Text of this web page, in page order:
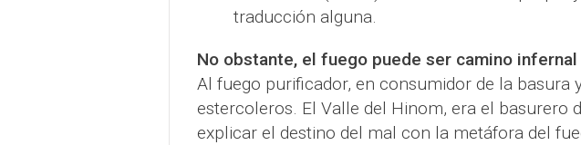
traducción alguna.
No obstante, el fuego puede ser camino infernal
Al fuego purificador, en consumidor de la basura
estercoleros. El Valle del Hinom, era el basurero
explicar el destino del mal con la metáfora del